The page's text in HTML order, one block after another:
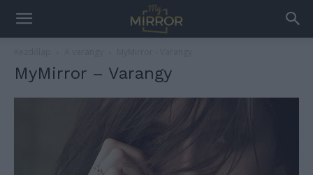
MyMirror – Varangy